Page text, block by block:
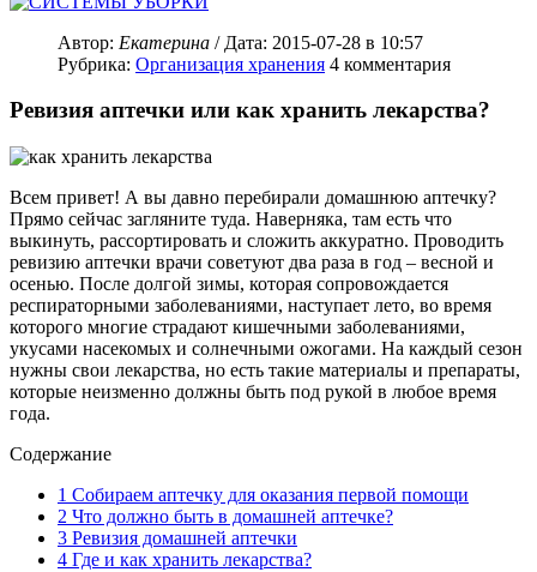
Автор: Екатерина / Дата: 2015-07-28 в 10:57
Рубрика: Организация хранения 4 комментария
Ревизия аптечки или как хранить лекарства?
Всем привет! А вы давно перебирали домашнюю аптечку?
Прямо сейчас загляните туда. Наверняка, там есть что
выкинуть, рассортировать и сложить аккуратно. Проводить
ревизию аптечки врачи советуют два раза в год – весной и
осенью. После долгой зимы, которая сопровождается
респираторными заболеваниями, наступает лето, во время
которого многие страдают кишечными заболеваниями,
укусами насекомых и солнечными ожогами. На каждый сезон
нужны свои лекарства, но есть такие материалы и препараты,
которые неизменно должны быть под рукой в любое время
года.
Содержание
1 Собираем аптечку для оказания первой помощи
2 Что должно быть в домашней аптечке?
3 Ревизия домашней аптечки
4 Где и как хранить лекарства?